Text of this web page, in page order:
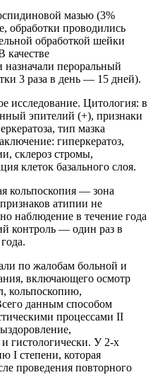
мазью (3%
обработки проводились
обработкой шейки
качестве
пероральный
3 раза в день — 15 дней).
исследование. Цитология: в
эпителий (+), признаки
тип мазка
гиперкератоз,
склероз стромы,
клеток базального слоя.
кольпоскопия — зона
атипии не
наблюдение в течение года
контроль — один раз в
по жалобам больной и
включающего осмотр
кольпоскопию,
данным способом
процессами II
гистологически. У 2-х
I степени, которая
проведения повторного